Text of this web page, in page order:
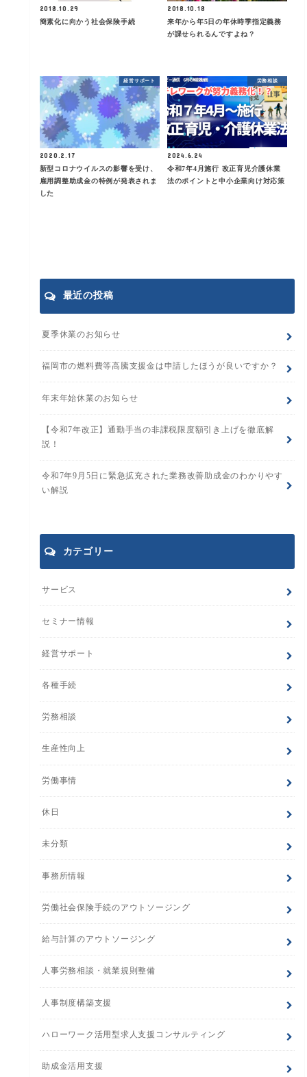
2018.10.29
簡素化に向かう社会保険手続
2018.10.18
来年から年5日の年休時季指定義務
が課せられるんですよね？
経営サポート
2020.2.17
新型コロナウイルスの影響を受け、
雇用調整助成金の特例が発表されま
した
労務相談
2024.6.24
令和7年4月施行 改正育児介護休業
法のポイントと中小企業向け対応策
最近の投稿
夏季休業のお知らせ
福岡市の燃料費等高騰支援金は申請したほうが良いですか？
年末年始休業のお知らせ
【令和7年改正】通勤手当の非課税限度額引き上げを徹底解
説！
令和7年9月5日に緊急拡充された業務改善助成金のわかりやす
い解説
カテゴリー
サービス
セミナー情報
経営サポート
各種手続
労務相談
生産性向上
労働事情
休日
未分類
事務所情報
労働社会保険手続のアウトソージング
給与計算のアウトソージング
人事労務相談・就業規則整備
人事制度構築支援
ハローワーク活用型求人支援コンサルティング
助成金活用支援